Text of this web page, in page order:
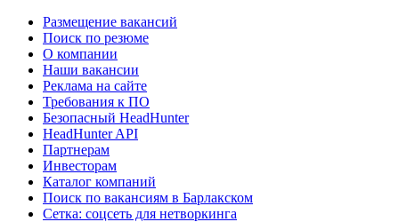
Размещение вакансий
Поиск по резюме
О компании
Наши вакансии
Реклама на сайте
Требования к ПО
Безопасный HeadHunter
HeadHunter API
Партнерам
Инвесторам
Каталог компаний
Поиск по вакансиям в Барлакском
Сетка: соцсеть для нетворкинга